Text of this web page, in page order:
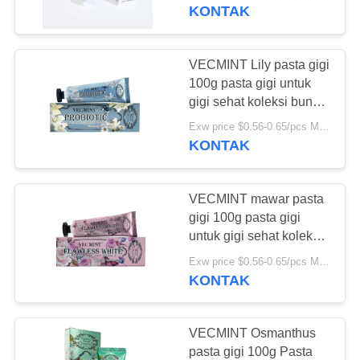
KONTROL
KUALITAS
HUBUNGI
KAMI
PERMINTAAN
PENAWARAN
PETA
KEBIJAKAN
Pasta gigi rasa buah
18
Pasta gigi arang
aktif
18
minyak kelapa grosir
KONTAK
VECMINT Lily pasta gigi
100g pasta gigi untuk
gigi sehat koleksi bunga
mewah jual panas
pabrik pengiriman
Exw price $0.56-0.65/pcs MOQ:10000PCS
KONTAK
VECMINT mawar pasta
gigi 100g pasta gigi
untuk gigi sehat koleksi
bunga mewah jual
panas pabrik pengiriman
KONTAK
VECMINT Osmanthus
pasta gigi 100g Pasta